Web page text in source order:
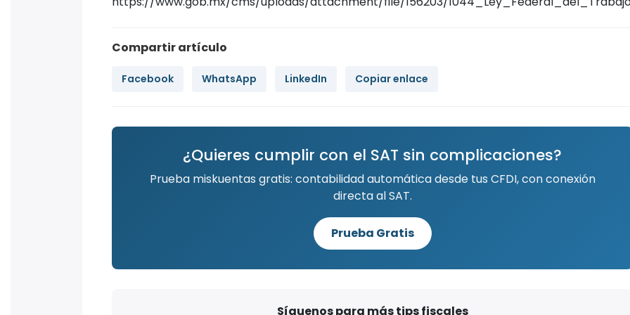
Compartir artículo
Facebook WhatsApp LinkedIn Copiar enlace
¿Quieres cumplir con el SAT sin complicaciones?
Prueba miskuentas gratis: contabilidad automática desde tus CFDI, con conexión
directa al SAT.
Prueba Gratis
Síguenos para más tips fiscales